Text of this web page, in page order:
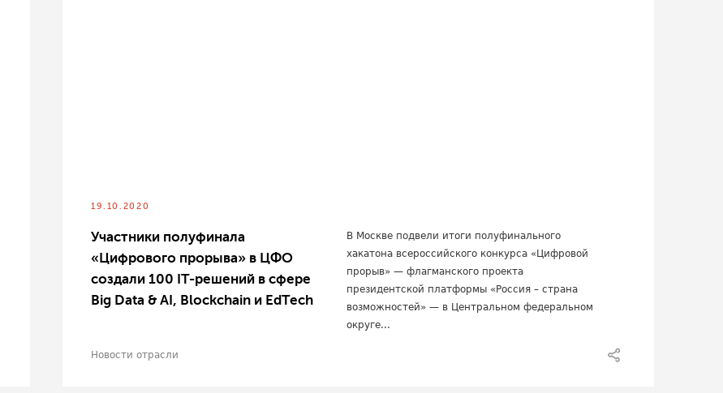
19.10.2020
Участники полуфинала
«Цифрового прорыва» в ЦФО
создали 100 IT-решений в сфере
Big Data & AI, Blockchain и EdTech
В Москве подвели итоги полуфинального
хакатона всероссийского конкурса «Цифровой
прорыв» — флагманского проекта
президентской платформы «Россия – страна
возможностей» — в Центральном федеральном
округе...
Новости отрасли